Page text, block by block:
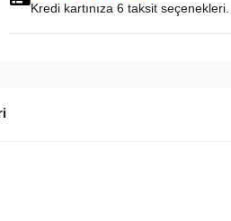
Kredi kartınıza 6 taksit seçenekleri.